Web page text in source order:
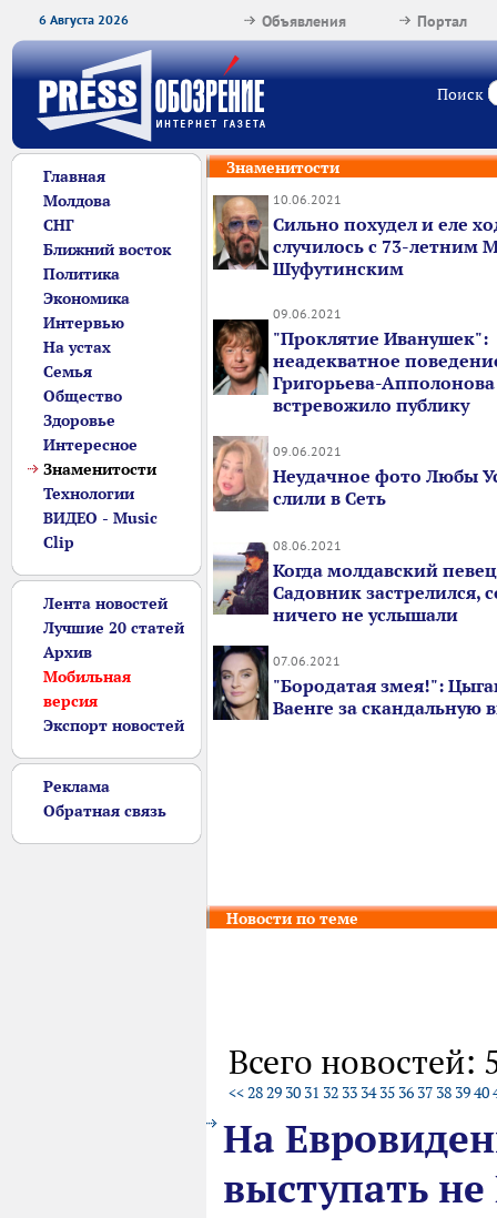
6 Августа 2026 Портал
Объявления
Поиск
Главная
Молдова
СНГ
Ближний восток
Политика
Экономика
Интервью
На устах
Семья
Общество
Здоровье
Интересное
Знаменитости
Технологии
ВИДЕО - Music
Clip
Лента новостей
Лучшие 20 статей
Архив
Мобильная
версия
Экспорт новостей
Реклама
Обратная связь
Знаменитости
10.06.2021
Сильно похудел и еле
случилось с 73-летним
Шуфутинским
09.06.2021
"Проклятие Иванушек":
неадекватное
Григорьева-Апполонова
встревожило публику
09.06.2021
Неудачное фото Любы
слили в Сеть
08.06.2021
Когда молдавский
Садовник застрелился,
ничего не услышали
07.06.2021
"Бородатая змея!":
Ваенге за скандальную
Новости по теме
Всего новостей:
<<2829 30 31 32 33 34 35 36 37 38 3940
На
выступать не